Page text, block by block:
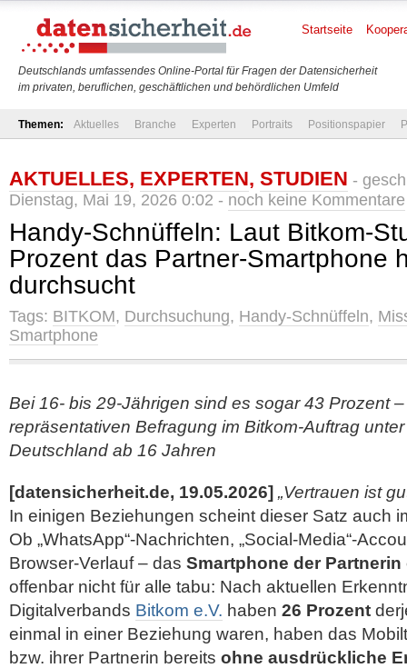
Deutschlands umfassendes Online-Portal für Fragen der Datensicherheit
im privaten, beruflichen, geschäftlichen und behördlichen Umfeld
Startseite
Themen: Aktuelles Branche Experten Portraits Positionspapier
AKTUELLES, EXPERTEN, STUDIEN -
Dienstag, Mai 19, 2026 0:02 - noch keine Kommentare
Handy-Schnüffeln: Laut Bitkom-
Prozent das Partner-Smartphone
durchsucht
Tags: BITKOM, Durchsuchung, Handy-Schnüffeln,
Smartphone
Bei 16- bis 29-Jährigen sind es sogar 43 Prozent
repräsentativen Befragung im Bitkom-Auftrag
Deutschland ab 16 Jahren
[datensicherheit.de, 19.05.2026] „Vertrauen ist
In einigen Beziehungen scheint dieser Satz auch
Ob „WhatsApp“-Nachrichten, „Social-Media“-
Browser-Verlauf – das Smartphone der
offenbar nicht für alle tabu: Nach aktuellen
Digitalverbands Bitkom e.V. haben 26 Prozent
einmal in einer Beziehung waren, haben das
bzw. ihrer Partnerin bereits ohne ausdrückliche